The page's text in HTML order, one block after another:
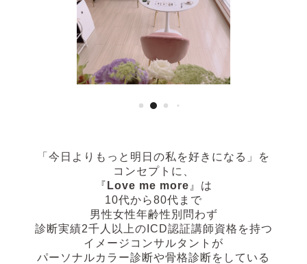
「今日よりもっと明日の私を好きになる」
を
コンセプトに、
『 Love me more 』は
10代から80代まで
男性女性年齢性別問わず
診断実績2千人以上の ICD認証講師資格を持つ
イメージコンサルタントが
パーソナルカラー診断や骨格診断をしている